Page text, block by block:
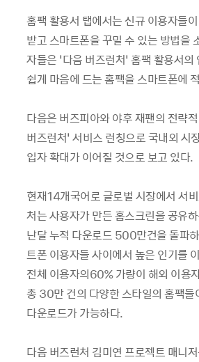
홈팩 활용서 탭에서는 신규 이용자들
받고 스마트폰을 꾸밀 수 있는 방법을
자들은 ‘다음 버즈런처’ 홈팩 활용서
쉽게 마음에 드는 홈팩을 스마트폰에
다음은 버즈피아와 야후 재팬의 전략
버즈런처’ 서비스 런칭으로 국내외 시
입자 확대가 이어질 것으로 보고 있다.
현재14개국어로 글로벌 시장에서 서
처는 사용자가 만든 홈스크린을 공유
난달 누적 다운로드 500만건을 돌파
트폰 이용자들 사이에서 높은 인기를
전체 이용자의60% 가량이 해외 이용
총 30만 건의 다양한 스타일의 홈팩들
다운로드가 가능하다.
다음 버즈런처 김미연 프로젝트 매니